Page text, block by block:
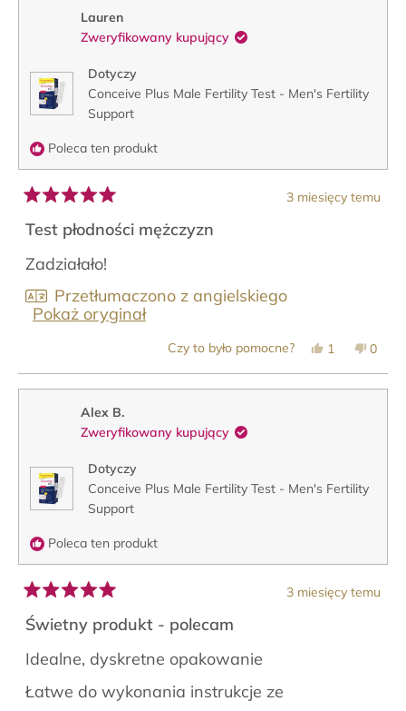
Lauren
Zweryfikowany kupujący
Dotyczy
Conceive Plus Male Fertility Test - Men's Fertility
Support
Poleca ten produkt
Oceniono
na
5
z
5
gwiazdek
3 miesięcy temu
Test płodności mężczyzn
Zadziałało!
Przetłumaczono z angielskiego
Pokaż oryginał
Czy to było pomocne? Tak,
opinia
od
1
zagłosowała
na
Nie,
opinia
od
0
na
Alex B.
Zweryfikowany kupujący
Dotyczy
Conceive Plus Male Fertility Test - Men's Fertility
Support
Poleca ten produkt
Oceniono
na
5
z
5
gwiazdek
3 miesięcy temu
Świetny produkt - polecam
Idealne, dyskretne opakowanie
Łatwe do wykonania instrukcje ze